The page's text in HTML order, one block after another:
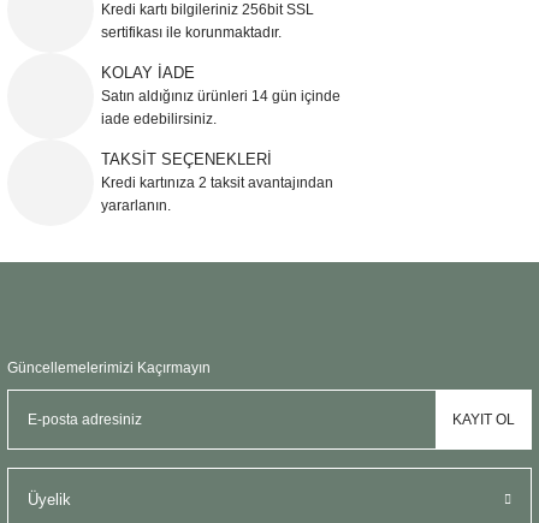
Kredi kartı bilgileriniz 256bit SSL
sertifikası ile korunmaktadır.
KOLAY İADE
Satın aldığınız ürünleri 14 gün içinde
iade edebilirsiniz.
TAKSİT SEÇENEKLERİ
Kredi kartınıza 2 taksit avantajından
yararlanın.
Güncellemelerimizi Kaçırmayın
KAYIT OL
Üyelik